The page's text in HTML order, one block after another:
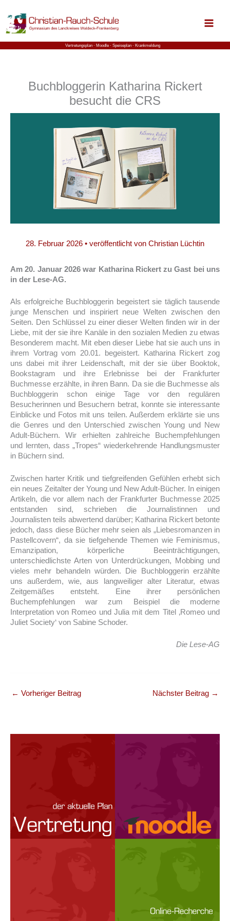
Inhalt
springen
Vertretungsplan ⋅ Moodle ⋅ Speiseplan ⋅ Krankmeldung
Buchbloggerin Katharina Rickert
besucht die CRS
28. Februar 2026 • veröffentlicht von Christian Lüchtin
Am 20. Januar 2026 war Katharina Rickert zu Gast bei uns
in der Lese-AG.
Als erfolgreiche Buchbloggerin begeistert sie täglich tausende
junge Menschen und inspiriert neue Welten zwischen den
Seiten. Den Schlüssel zu einer dieser Welten finden wir in der
Liebe, mit der sie ihre Kanäle in den sozialen Medien zu etwas
Besonderem macht. Mit eben dieser Liebe hat sie auch uns in
ihrem Vortrag vom 20.01. begeistert. Katharina Rickert zog
uns dabei mit ihrer Leidenschaft, mit der sie über Booktok,
Bookstagram und ihre Erlebnisse bei der Frankfurter
Buchmesse erzählte, in ihren Bann. Da sie die Buchmesse als
Buchbloggerin schon einige Tage vor den regulären
Besucherinnen und Besuchern betrat, konnte sie interessante
Einblicke und Fotos mit uns teilen. Außerdem erklärte sie uns
die Genres und den Unterschied zwischen Young und New
Adult-Büchern. Wir erhielten zahlreiche Buchempfehlungen
und lernten, dass „Tropes“ wiederkehrende Handlungsmuster
in Büchern sind.
Zwischen harter Kritik und tiefgreifenden Gefühlen erhebt sich
ein neues Zeitalter der Young und New Adult-Bücher. In einigen
Artikeln, die vor allem nach der Frankfurter Buchmesse 2025
entstanden sind, schrieben die Journalistinnen und
Journalisten teils abwertend darüber; Katharina Rickert betonte
jedoch, dass diese Bücher mehr seien als „Liebesromanzen in
Pastellcovern“, da sie tiefgehende Themen wie Feminismus,
Emanzipation, körperliche Beeinträchtigungen,
unterschiedlichste Arten von Unterdrückungen, Mobbing und
vieles mehr behandeln würden. Die Buchbloggerin erzählte
uns außerdem, wie, aus langweiliger alter Literatur, etwas
Zeitgemäßes entsteht. Eine ihrer persönlichen
Buchempfehlungen war zum Beispiel die moderne
Interpretation von Romeo und Julia mit dem Titel ‚Romeo und
Juliet Society‘ von Sabine Schoder.
Die Lese-AG
← Vorheriger Beitrag Nächster Beitrag →